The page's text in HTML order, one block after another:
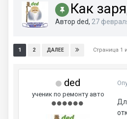
Как
Автор ded, 27
1 2 ДАЛЕЕ Страница 1
ded
ученик по ремонту авто